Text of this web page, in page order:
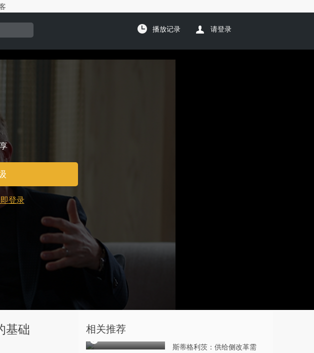
播放记录 请登录
登录
基础 相关推荐
斯蒂格利茨：供给侧改革需